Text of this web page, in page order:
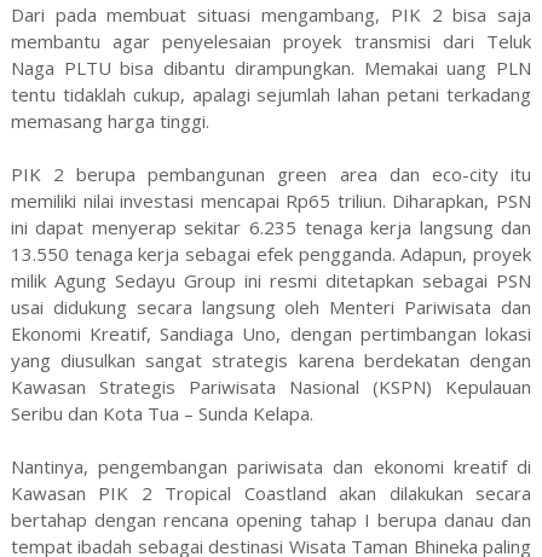
Dari pada membuat situasi mengambang, PIK 2 bisa saja
membantu agar penyelesaian proyek transmisi dari Teluk
Naga PLTU bisa dibantu dirampungkan. Memakai uang PLN
tentu tidaklah cukup, apalagi sejumlah lahan petani terkadang
memasang harga tinggi.
PIK 2 berupa pembangunan green area dan eco-city itu
memiliki nilai investasi mencapai Rp65 triliun. Diharapkan, PSN
ini dapat menyerap sekitar 6.235 tenaga kerja langsung dan
13.550 tenaga kerja sebagai efek pengganda. Adapun, proyek
milik Agung Sedayu Group ini resmi ditetapkan sebagai PSN
usai didukung secara langsung oleh Menteri Pariwisata dan
Ekonomi Kreatif, Sandiaga Uno, dengan pertimbangan lokasi
yang diusulkan sangat strategis karena berdekatan dengan
Kawasan Strategis Pariwisata Nasional (KSPN) Kepulauan
Seribu dan Kota Tua – Sunda Kelapa.
Nantinya, pengembangan pariwisata dan ekonomi kreatif di
Kawasan PIK 2 Tropical Coastland akan dilakukan secara
bertahap dengan rencana opening tahap I berupa danau dan
tempat ibadah sebagai destinasi Wisata Taman Bhineka paling